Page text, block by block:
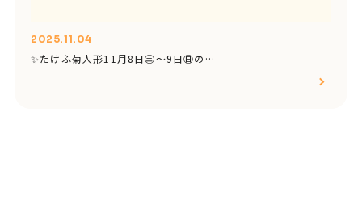
2025.11.04
✨たけふ菊人形11月8日㊏～9日㊐の…